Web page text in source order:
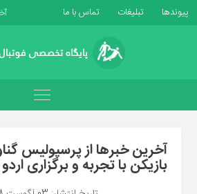
پیوندها تبلیغات تماس با ما
آخرین خبرها از پرسپولیس
بازیکن با تجربه و برگزاری